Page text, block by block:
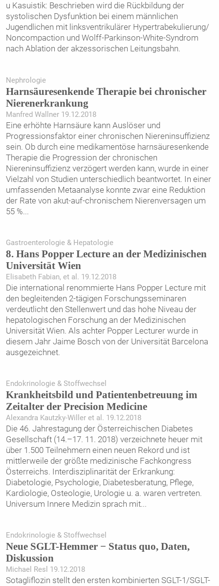
u Kasuistik: Beschrieben wird die Rückbildung der
systolischen Dysfunktion bei einem männlichen
Jugendlichen mit linksventrikulärer Hypertrabekulierung/
Noncompaction und Wolff-Parkinson-White-Syndrom
nach Ablation der akzessorischen Leitungsbahn.
Nephrologie
Harnsäuresenkende Therapie bei chronischer
Nierenerkrankung
Manfred Wallner 19.12.2018
Eine erhöhte Harnsäure kann Auslöser und
Progressionsfaktor einer chronischen Niereninsuffizienz
sein. Ob durch eine medikamentöse harnsäuresenkende
Therapie die Progression der chronischen
Niereninsuffizienz verzögert werden kann, wurde in einer
Vielzahl von Studien unterschiedlich beantwortet. In einer
umfassenden Metaanalyse konnte zwar eine Reduktion
der Rate von akut-auf-chronischem Nierenversagen um
55 %...
Gastroenterologie & Hepatologie
8. Hans Popper Lecture an der Medizinischen
Universität Wien
Elisabeth Fabian, et al. 19.12.2018
Die international renommierte Hans Popper Lecture mit
den begleitenden 2-tägigen Forschungsseminaren
verdeutlicht den Stellenwert und das hohe Niveau der
hepatologischen Forschung an der Medizinischen
Universität Wien. Als achter Popper Lecturer wurde in
diesem Jahr Jaime Bosch von der Universität Barcelona
ausgezeichnet.
Endokrinologie & Stoffwechsel
Krankheitsbild und Patientenbetreuung im
Zeitalter der Precision Medicine
Alexandra Kautzky-Willer et al. 19.12.2018
Die 46. Jahrestagung der Österreichischen Diabetes
Gesellschaft (14.–17. 11. 2018) verzeichnete heuer mit
über 1.500 Teilnehmern einen neuen Rekord und ist
mittlerweile der größte medizinische Fachkongress
Österreichs. Interdisziplinarität der Erkrankung:
Diabetologie, Psychologie, Diabetesberatung, Pflege,
Kardiologie, Osteologie, Urologie u. a. waren vertreten.
Universum Innere Medizin sprach mit...
Endokrinologie & Stoffwechsel
Neue SGLT-Hemmer − Status quo, Daten,
Diskussion
Michael Resl 19.12.2018
Sotagliflozin stellt den ersten kombinierten SGLT-1/SGLT-